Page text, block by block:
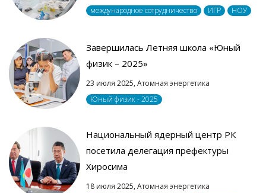
международное сотрудничество
ИГР НОУ
Завершилась Летняя школа «Юный
физик – 2025»
23 июля 2025, Атомная энергетика
Юный физик - 2025
Национальный ядерный центр РК
посетила делегация префектуры
Хиросима
18 июля 2025, Атомная энергетика